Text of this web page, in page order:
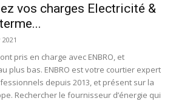
vos charges Electricité &
pris en charge avec ENBRO, et
plus bas. ENBRO est votre courtier expert
depuis 2013, et présent sur la
Rechercher le fournisseur d’énergie qui